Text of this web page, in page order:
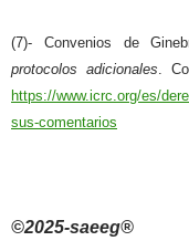
(7)- Convenios de
protocolos adicionales.
https://www.icrc.org/es/
sus-comentarios
©2025-saeeg®